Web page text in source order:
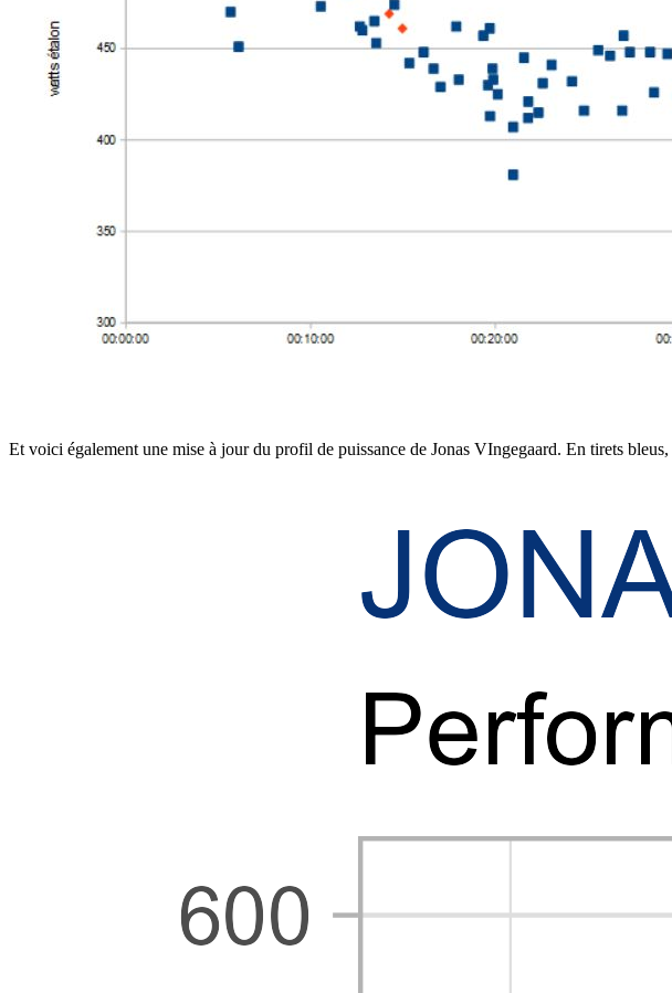
Et voici également une mise à jour du profil de puissance de Jonas VIngegaard. En tirets bleus,